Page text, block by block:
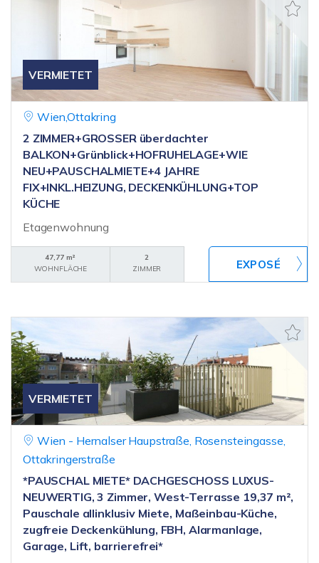
VERMIETET
Wien,Ottakring
2 ZIMMER+GROSSER überdachter
BALKON+Grünblick+HOFRUHELAGE+WIE
NEU+PAUSCHALMIETE+4 JAHRE
FIX+INKL.HEIZUNG, DECKENKÜHLUNG+TOP
KÜCHE
Etagenwohnung
47,77 m²
WOHNFLÄCHE
2
ZIMMER
VERMIETET
Wien - Hernalser Haupstraße, Rosensteingasse,
Ottakringerstraße
*PAUSCHAL MIETE* DACHGESCHOSS LUXUS-
NEUWERTIG, 3 Zimmer, West-Terrasse 19,37 m²,
Pauschale allinklusiv Miete, Maßeinbau-Küche,
zugfreie Deckenkühlung, FBH, Alarmanlage,
Garage, Lift, barrierefrei*